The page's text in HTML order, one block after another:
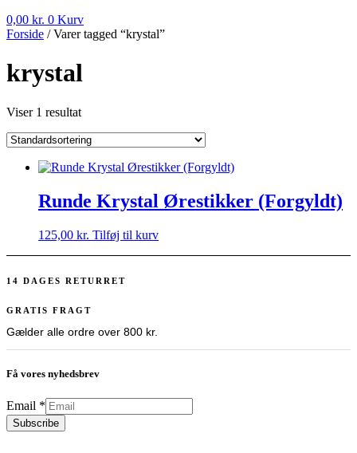
0,00 kr. 0 Kurv
Forside / Varer tagged “krystal”
krystal
Viser 1 resultat
Runde Krystal Ørestikker (Forgyldt)
125,00 kr. Tilføj til kurv
14 DAGES RETURRET
GRATIS FRAGT
Gælder alle ordre over 800 kr.
Få vores nyhedsbrev
Email *
Subscribe